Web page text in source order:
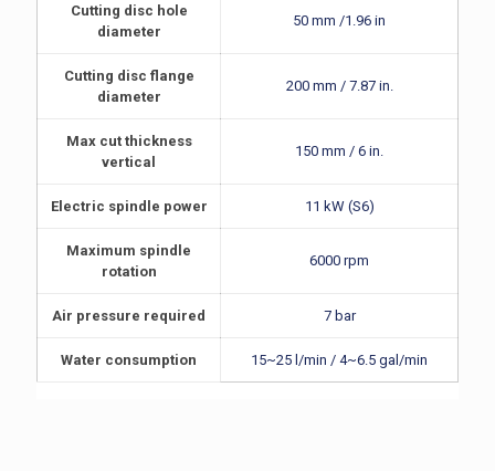
Cutting disc hole
diameter
50 mm /1.96 in
Cutting disc flange
diameter
200 mm / 7.87 in.
Max cut thickness
vertical
150 mm / 6 in.
Electric spindle power 11 kW (S6)
Maximum spindle
rotation
6000 rpm
Air pressure required 7 bar
Water consumption 15~25 l/min / 4~6.5 gal/min